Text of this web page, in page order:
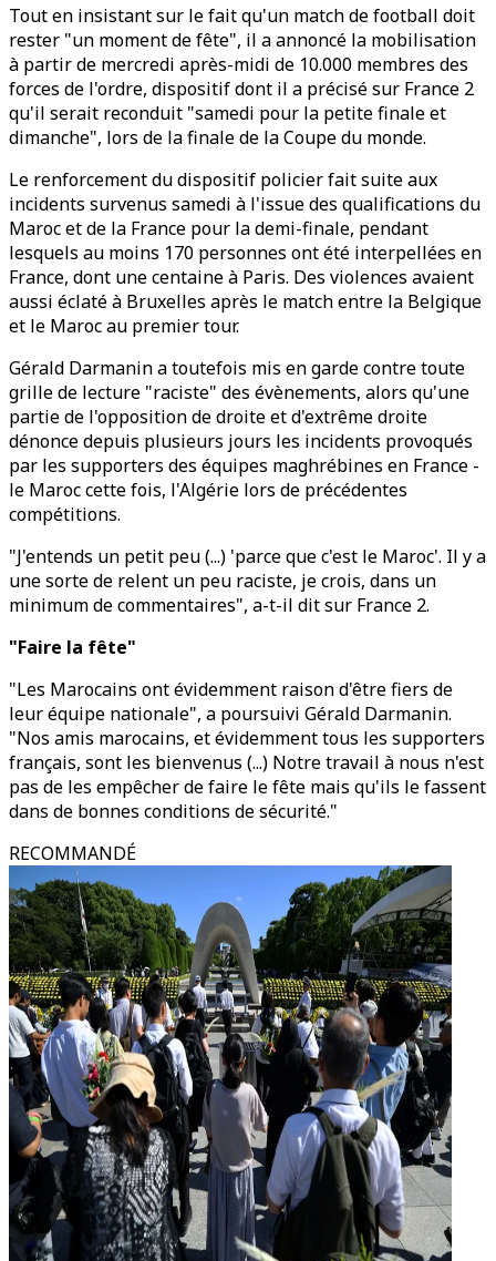
Tout en insistant sur le fait qu'un match de football doit
rester "un moment de fête", il a annoncé la mobilisation
à partir de mercredi après-midi de 10.000 membres des
forces de l'ordre, dispositif dont il a précisé sur France 2
qu'il serait reconduit "samedi pour la petite finale et
dimanche", lors de la finale de la Coupe du monde.
Le renforcement du dispositif policier fait suite aux
incidents survenus samedi à l'issue des qualifications du
Maroc et de la France pour la demi-finale, pendant
lesquels au moins 170 personnes ont été interpellées en
France, dont une centaine à Paris. Des violences avaient
aussi éclaté à Bruxelles après le match entre la Belgique
et le Maroc au premier tour.
Gérald Darmanin a toutefois mis en garde contre toute
grille de lecture "raciste" des évènements, alors qu'une
partie de l'opposition de droite et d'extrême droite
dénonce depuis plusieurs jours les incidents provoqués
par les supporters des équipes maghrébines en France -
le Maroc cette fois, l'Algérie lors de précédentes
compétitions.
"J'entends un petit peu (...) 'parce que c'est le Maroc'. Il y a
une sorte de relent un peu raciste, je crois, dans un
minimum de commentaires", a-t-il dit sur France 2.
"Faire la fête"
"Les Marocains ont évidemment raison d'être fiers de
leur équipe nationale", a poursuivi Gérald Darmanin.
"Nos amis marocains, et évidemment tous les supporters
français, sont les bienvenus (...) Notre travail à nous n'est
pas de les empêcher de faire le fête mais qu'ils le fassent
dans de bonnes conditions de sécurité."
RECOMMANDÉ